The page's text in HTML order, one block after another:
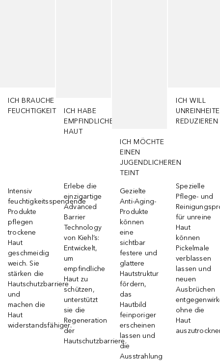
ICH BRAUCHE
FEUCHTIGKEIT
Intensiv
feuchtigkeitsspendende
Produkte
pflegen
trockene
Haut
geschmeidig
weich. Sie
stärken die
Hautschutzbarriere
und
machen die
Haut
widerstandsfähiger.
ICH HABE
EMPFINDLICHE
HAUT
Erlebe die
einzigartige
Advanced
Barrier
Technology
von Kiehl’s:
Entwickelt,
um
empfindliche
Haut zu
schützen,
unterstützt
sie die
Regeneration
der
Hautschutzbarriere.
ICH MÖCHTE
EINEN
JUGENDLICHEREN
TEINT
Gezielte
Anti-Aging-
Produkte
können
eine
sichtbar
festere und
glattere
Hautstruktur
fördern,
das
Hautbild
feinporiger
erscheinen
lassen und
die
Ausstrahlung
ICH WILL
REDUZIEREN
Spezielle
Pflege- und
für unreine
Haut
können
Pickelmale
verblassen
lassen und
neuen
Ausbrüchen
ohne die
Haut